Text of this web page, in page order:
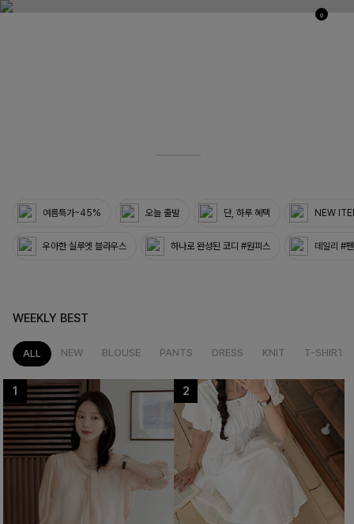
0
여름특가~45% 오늘 출발 단, 하루 혜택 NEW
우아한 실루엣 블라우스 하나로 완성된 코디 #원피스 데일리 #
WEEKLY BEST
ALL NEW BLOUSE PANTS DRESS KNIT T-SHIRT